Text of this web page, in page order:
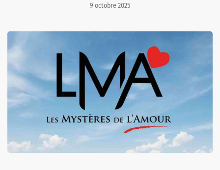
9 octobre 2025